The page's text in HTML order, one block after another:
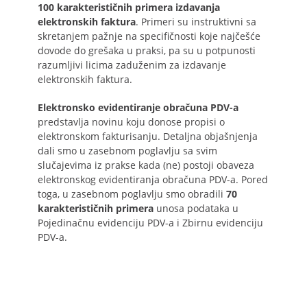
100 karakterističnih primera izdavanja
elektronskih faktura. Primeri su instruktivni sa
skretanjem pažnje na specifičnosti koje najčešće
dovode do grešaka u praksi, pa su u potpunosti
razumljivi licima zaduženim za izdavanje
elektronskih faktura.
Elektronsko evidentiranje obračuna PDV-a
predstavlja novinu koju donose propisi o
elektronskom fakturisanju. Detaljna objašnjenja
dali smo u zasebnom poglavlju sa svim
slučajevima iz prakse kada (ne) postoji obaveza
elektronskog evidentiranja obračuna PDV-a. Pored
toga, u zasebnom poglavlju smo obradili 70
karakterističnih primera unosa podataka u
Pojedinačnu evidenciju PDV-a i Zbirnu evidenciju
PDV-a.